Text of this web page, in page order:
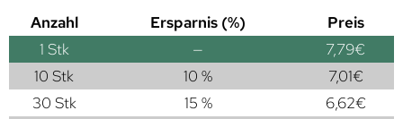
Anzahl Ersparnis (%)
Preis
1 Stk — 7,79€
10 Stk
10 % 7,01€
30 Stk
15 % 6,62€